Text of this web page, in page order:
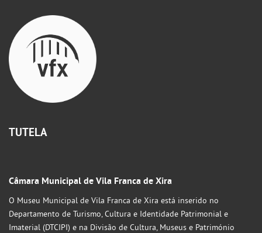
TUTELA
Câmara Municipal de Vila Franca de Xira
O Museu Municipal de Vila Franca de Xira está inserido no
Departamento de Turismo, Cultura e Identidade Patrimonial e
Imaterial (DTCIPI) e na Divisão de Cultura, Museus e Património